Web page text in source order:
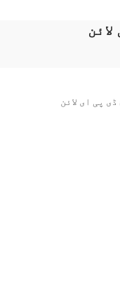
ڈی پی ای لائن